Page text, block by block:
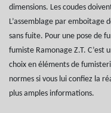
dimensions. Les coudes
L’assemblage par
sans fuite. Pour une pose de
fumiste Ramonage Z.T. C’est
choix en éléments de
normes si vous lui confiez la
plus amples informations.